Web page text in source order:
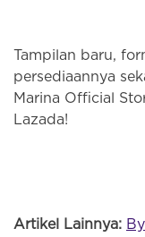
Tampilan baru,
persediaannya
Marina Official
Lazada!
Artikel Lainnya: